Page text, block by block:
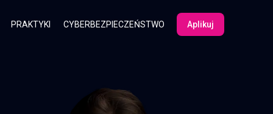
PRAKTYKI CYBERBEZPIECZEŃSTWO Aplikuj